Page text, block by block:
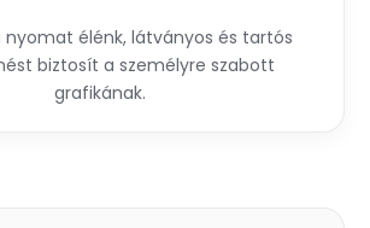
nyomat élénk, látványos és tartós
biztosít a személyre szabott
grafikának.